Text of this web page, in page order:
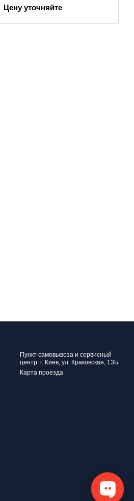
Цену уточняйте
Пункт самовывоза и сервисный
центр: г. Киев, ул. Краковская, 13Б
Карта проезда